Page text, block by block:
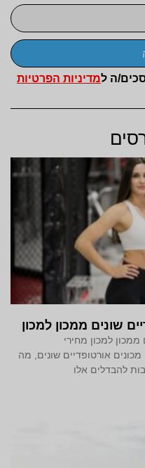
ה למדיניות הפרטיות
שונים ממכון למכון
למכון מחירי
אורטופדיים שונים, מה
להבדלים אלו